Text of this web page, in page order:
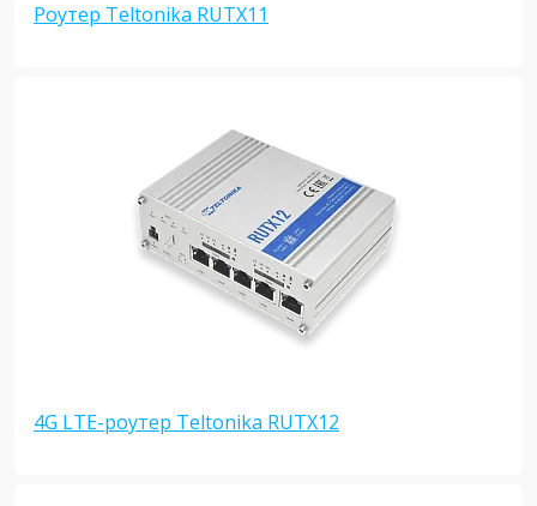
Роутер Teltonika RUTX11
4G LTE-роутер Teltonika RUTX12